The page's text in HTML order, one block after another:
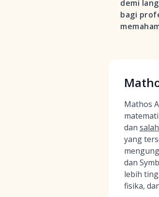
demi
bagi
Mathos
dan
yang
dan
lebih
fisika,